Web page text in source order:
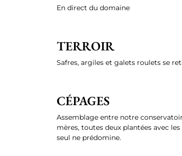
En direct du domaine
TERROIR
Safres, argiles et galets roulets se
CÉPAGES
Assemblage entre notre
mères, toutes deux plantées avec les
seul ne prédomine.